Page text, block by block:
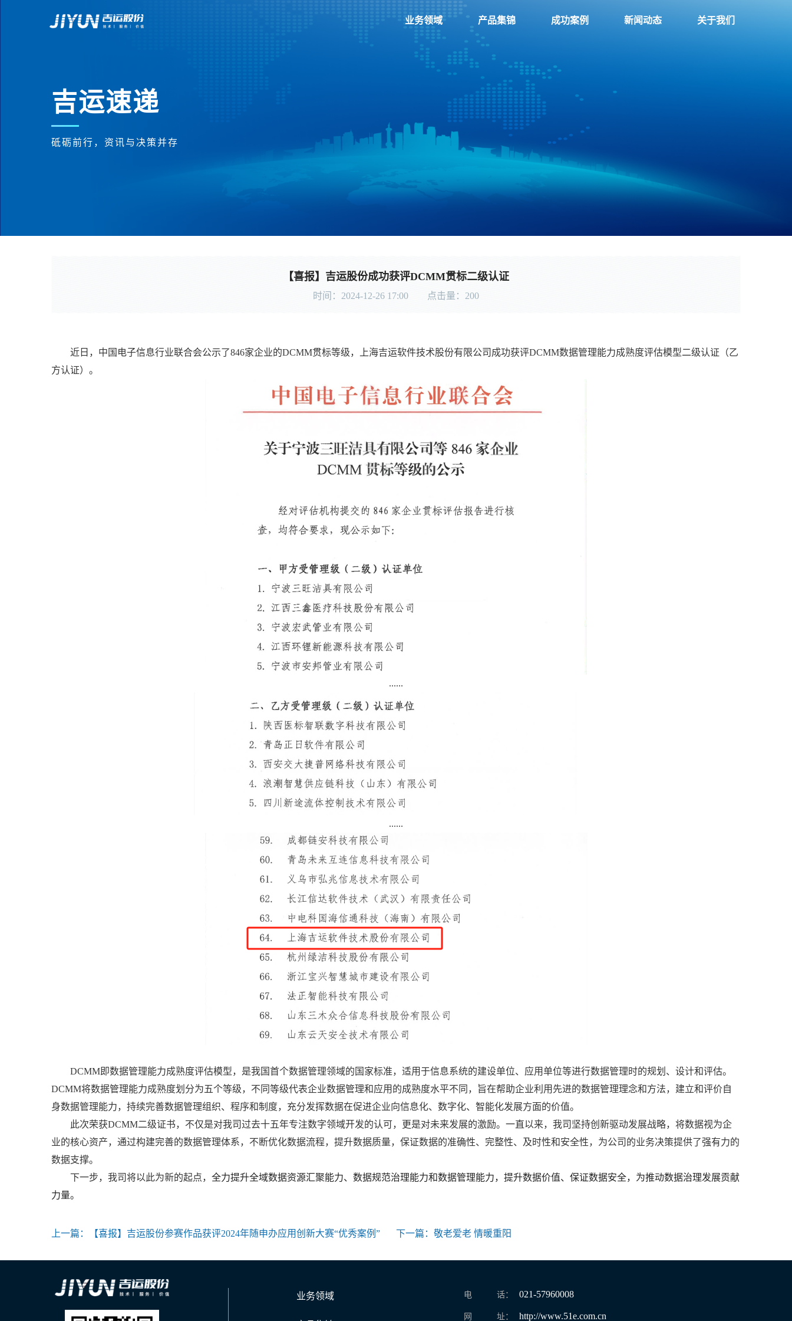
业务领域 产品集锦 成功案例 新闻动态 关于我们
吉运速递
砥砺前行，资讯与决策并存
【喜报】吉运股份成功获评DCMM贯标二级认证
时间：2024-12-26 17:00 点击量： 200
近日，中国电子信息行业联合会公示了846家企业的DCMM贯标等级，上海吉运软件技术股份有限公司成功获评DCMM数据管理能力成熟度评估模型二级认证（乙
方认证）。
......
......
DCMM即数据管理能力成熟度评估模型，是我国首个数据管理领域的国家标准，适用于信息系统的建设单位、应用单位等进行数据管理时的规划、设计和评估。
DCMM将数据管理能力成熟度划分为五个等级，不同等级代表企业数据管理和应用的成熟度水平不同，旨在帮助企业利用先进的数据管理理念和方法，建立和评价自
身数据管理能力，持续完善数据管理组织、程序和制度，充分发挥数据在促进企业向信息化、数字化、智能化发展方面的价值。
此次荣获DCMM二级证书，不仅是对我司过去十五年专注数字领域开发的认可，更是对未来发展的激励。一直以来，我司坚持创新驱动发展战略，将数据视为企
业的核心资产，通过构建完善的数据管理体系，不断优化数据流程，提升数据质量，保证数据的准确性、完整性、及时性和安全性，为公司的业务决策提供了强有力的
数据支撑。
下一步，我司将以此为新的起点， 全力提升全域数据资源汇聚能力、数据规范治理能力和数据管理能力，提升数据价值、保证数据安全，为推动数据治理发展贡献
力量。
上一篇： 【喜报】吉运股份参赛作品获评2024年随申办应用创新大赛“优秀案例” 下一篇： 敬老爱老 情暖重阳
业务领域 电 话： 021-57960008
网 址： http://www.51e.com.cn